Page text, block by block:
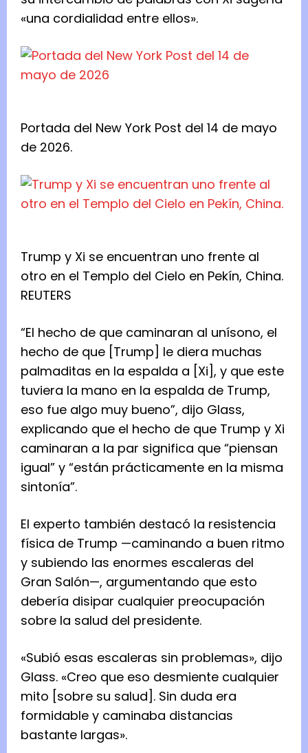
«una cordialidad entre ellos».
Portada del New York Post del 14 de mayo
de 2026.
Trump y Xi se encuentran uno frente al
otro en el Templo del Cielo en Pekín, China.
REUTERS
“El hecho de que caminaran al unísono, el
hecho de que [Trump] le diera muchas
palmaditas en la espalda a [Xi], y que este
tuviera la mano en la espalda de Trump,
eso fue algo muy bueno”, dijo Glass,
explicando que el hecho de que Trump y Xi
caminaran a la par significa que “piensan
igual” y “están prácticamente en la misma
sintonía”.
El experto también destacó la resistencia
física de Trump —caminando a buen ritmo
y subiendo las enormes escaleras del
Gran Salón—, argumentando que esto
debería disipar cualquier preocupación
sobre la salud del presidente.
«Subió esas escaleras sin problemas», dijo
Glass. «Creo que eso desmiente cualquier
mito [sobre su salud]. Sin duda era
formidable y caminaba distancias
bastante largas».